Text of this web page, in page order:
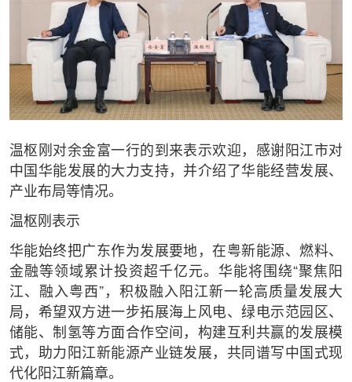
温枢刚对余金富一行的到来表示欢迎，感谢阳江市对
中国华能发展的大力支持，并介绍了华能经营发展、
产业布局等情况。
温枢刚表示
华能始终把广东作为发展要地，在粤新能源、燃料、
金融等领域累计投资超千亿元。华能将围绕“聚焦阳
江、融入粤西”，积极融入阳江新一轮高质量发展大
局，希望双方进一步拓展海上风电、绿电示范园区、
储能、制氢等方面合作空间，构建互利共赢的发展模
式，助力阳江新能源产业链发展，共同谱写中国式现
代化阳江新篇章。